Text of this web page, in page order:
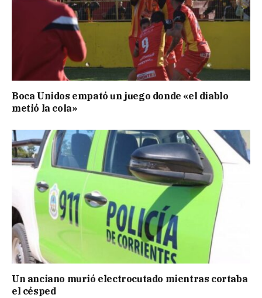
Boca Unidos empató un juego donde «el diablo
metió la cola»
Un anciano murió electrocutado mientras cortaba
el césped